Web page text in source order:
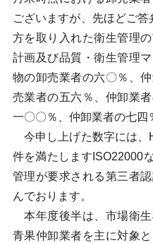
ございますが、先ほどご
方を取り入れた衛生管理
計画及び品質・衛生管理
物の卸売業者の六〇％、
売業者の五六％、仲卸業
一〇〇％、仲卸業者の七四
今申し上げた数字には、
件を満たしますISO22000
管理が要求される第三者
んでおります。
本年度後半は、市場衛
青果仲卸業者を主に対象